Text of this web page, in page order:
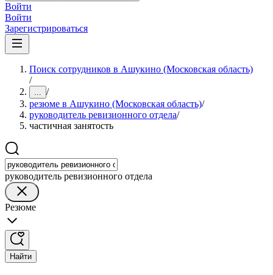
Войти
Войти
Зарегистрироваться
Поиск сотрудников в Ашукино (Московская область)
/
... /
резюме в Ашукино (Московская область)/
руководитель ревизионного отдела/
частичная занятость
руководитель ревизионного отдела
Резюме
Найти